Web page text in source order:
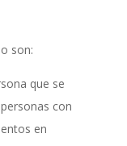
son:
que se
con
en